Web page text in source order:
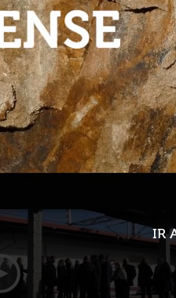
IR
las obras de la variante